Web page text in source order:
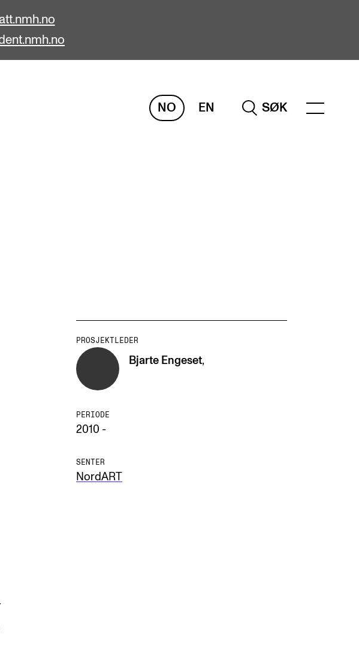
NO EN
SØK
INFO
Om Norges musikkhøgskole
Kontakt oss
Finn ansatte
For ansatte og studenter
PROSJEKTLEDER
Bjarte Engeset,
PERIODE
2010 -
SENTER
NordART